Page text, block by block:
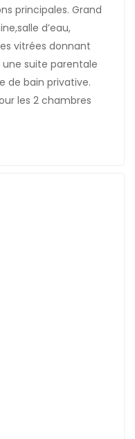
principales. Grand
d’eau,
vitrées donnant
suite parentale
de bain privative.
les 2 chambres